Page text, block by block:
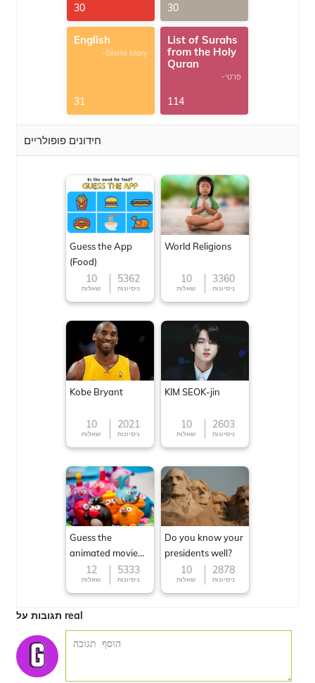
30 30
English
-Gloria Mary
31
List of Surahs
from the Holy
Quran
-פרטי
114
חידונים פופולריים
Guess the App
(Food)
10
שאלות
5362
ניסיונות
World Religions
10
שאלות
3360
ניסיונות
Kobe Bryant
10
שאלות
2021
ניסיונות
KIM SEOK-jin
10
שאלות
2603
ניסיונות
Guess the
animated movie
character
12
שאלות
5333
ניסיונות
Do you know your
presidents well?
10
שאלות
2878
ניסיונות
תגובות על real